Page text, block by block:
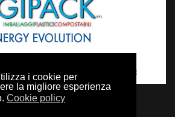
i cookie per
la migliore esperienza
Cookie policy